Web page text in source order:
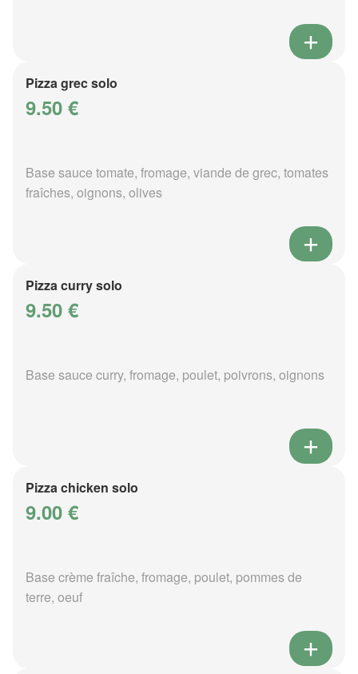
Pizza grec solo
9.50 €
Base sauce tomate, fromage, viande de grec, tomates
fraîches, oignons, olives
Pizza curry solo
9.50 €
Base sauce curry, fromage, poulet, poivrons, oignons
Pizza chicken solo
9.00 €
Base crème fraîche, fromage, poulet, pommes de
terre, oeuf